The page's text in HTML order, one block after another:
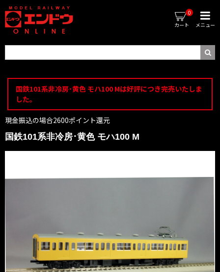
カート
0
メニュー
国鉄101系非冷房･黄色 モハ100 Mは好評につき完売いたしま
した。
現金振込の場合2600ポイント還元
国鉄101系非冷房･黄色 モハ100 M